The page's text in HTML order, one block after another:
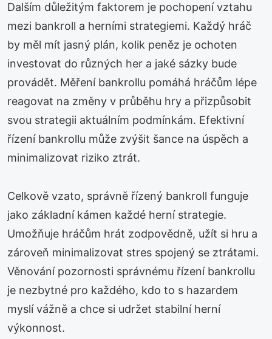
Dalším důležitým faktorem je pochopení vztahu
mezi bankroll a herními strategiemi. Každý hráč
by měl mít jasný plán, kolik peněz je ochoten
investovat do různých her a jaké sázky bude
provádět. Měření bankrollu pomáhá hráčům lépe
reagovat na změny v průběhu hry a přizpůsobit
svou strategii aktuálním podmínkám. Efektivní
řízení bankrollu může zvýšit šance na úspěch a
minimalizovat riziko ztrát.
Celkově vzato, správně řízený bankroll funguje
jako základní kámen každé herní strategie.
Umožňuje hráčům hrát zodpovědně, užít si hru a
zároveň minimalizovat stres spojený se ztrátami.
Věnování pozornosti správnému řízení bankrollu
je nezbytné pro každého, kdo to s hazardem
myslí vážně a chce si udržet stabilní herní
výkonnost.